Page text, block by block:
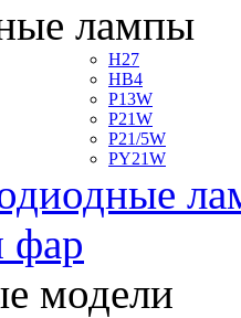
лампы
H27
HB4
P13W
P21W
P21/5W
PY21W
фар
модели